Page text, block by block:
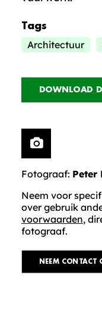
Tags
Architectuur
DOWNLOAD
Fotograaf: Peter
Neem voor
over gebruik
voorwaarden,
fotograaf.
NEEM CONTACT